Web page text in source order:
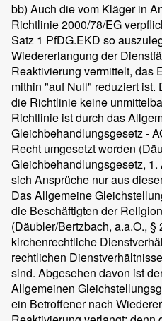
bb) Auch die vom Kläger in
Richtlinie 2000/78/EG
Satz 1 PfDG.EKD so
Wiedererlangung der
Reaktivierung vermittelt, das
mithin "auf Null" reduziert
die Richtlinie keine
Richtlinie ist durch das
Gleichbehandlungsgesetz -
Recht umgesetzt worden
Gleichbehandlungsgesetz, 1.
sich Ansprüche nur aus
Das Allgemeine
die Beschäftigten der
(Däubler/Bertzbach, a.a.O.,
kirchenrechtliche
rechtlichen
sind. Abgesehen davon ist
Allgemeinen
ein Betroffener nach